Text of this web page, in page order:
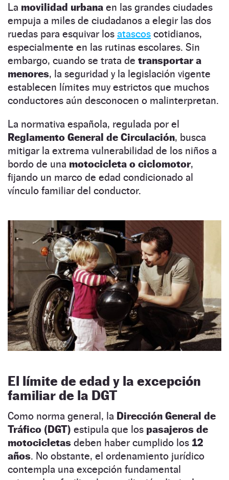
La movilidad urbana en las grandes ciudades
empuja a miles de ciudadanos a elegir las dos
ruedas para esquivar los atascos cotidianos,
especialmente en las rutinas escolares. Sin
embargo, cuando se trata de transportar a
menores, la seguridad y la legislación vigente
establecen límites muy estrictos que muchos
conductores aún desconocen o malinterpretan.
La normativa española, regulada por el
Reglamento General de Circulación, busca
mitigar la extrema vulnerabilidad de los niños a
bordo de una motocicleta o ciclomotor,
fijando un marco de edad condicionado al
vínculo familiar del conductor.
El límite de edad y la excepción
familiar de la DGT
Como norma general, la Dirección General de
Tráfico (DGT) estipula que los pasajeros de
motocicletas deben haber cumplido los 12
años. No obstante, el ordenamiento jurídico
contempla una excepción fundamental